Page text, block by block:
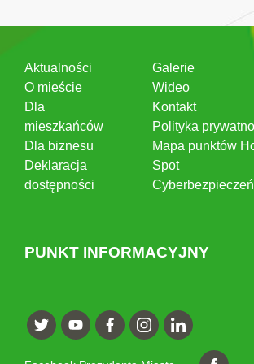
Aktualności
O mieście
Dla
mieszkańców
Dla biznesu
Deklaracja
dostępności
Galerie
Wideo
Kontakt
Polityka
Mapa punktów
Spot
PUNKT INFORMACYJNY